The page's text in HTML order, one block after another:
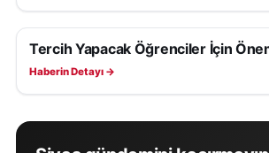
EĞITIM
Tercih Yapacak Öğrenciler İçin
Haberin Detayı →